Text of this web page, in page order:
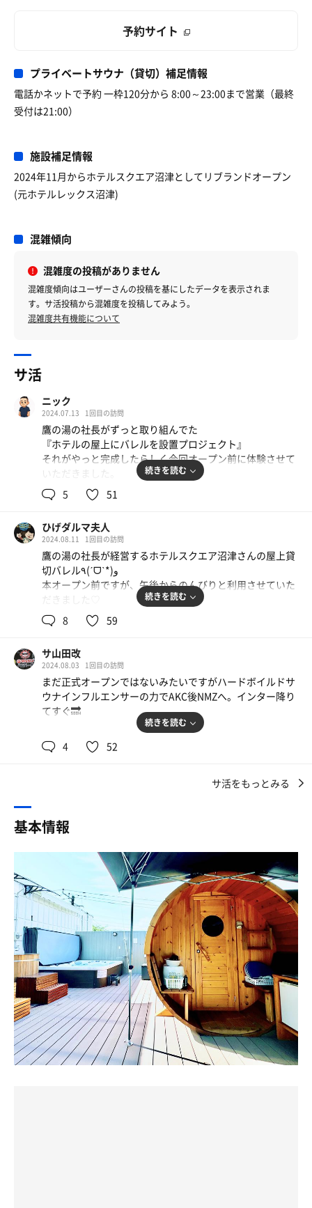
予約サイト
プライベートサウナ（貸切）補足情報
電話かネットで予約 一枠120分から 8:00～23:00まで営業（最終
受付は21:00）
施設補足情報
2024年11月からホテルスクエア沼津としてリブランドオープン
(元ホテルレックス沼津)
混雑傾向
混雑度の投稿がありません
混雑度傾向はユーザーさんの投稿を基にしたデータを表示されま
す。サ活投稿から混雑度を投稿してみよう。
混雑度共有機能について
サ活
ニック
2024.07.13 1回目の訪問
鷹の湯の社長がずっと取り組んでた
『ホテルの屋上にバレルを設置プロジェクト』
それがやっと完成したらしく今回オープン前に体験させて
いただきました。
まだ今はラブホテルとして営業してるけど近いうちに
「ホテルスクエア沼津」に名称を変更して
そしてそれに伴いバレル1機テントサウナ2機体制の貸し切
り営業をスタートさせる（予定）
バレルサウナは鷹の湯と同じ物で温度設定は自由。
スイッチで鷹の風神と同じ扇風機をオンオフ可能
ロウリュに関してはアロマを使いたいためにセルフロウリ
ュに。
そして高級ジャグジーでお風呂に入りたい派の欲求も満た
してくれるというなんともステキなシステム。
バレルのドアを開くとまずは前室。
ここには温度設定パネルや風神の操作スイッチが。
温度は最大110℃まで上げられるガチ設定。
風はいらないのであれば風神はオフ、ペインを堪能したけ
ればスイッチオンとなんでも自由にできる贅沢仕様。
そして前室のドアを開くと左右で座面の高さが違うので
今回は無かったけどアロマオイルを使用できるのでペイン
を味わいたければミントなど好きな匂いを楽しめる
もうこれ以上無い贅沢仕様。
そして好きなだけバレルを堪能したら外へ出て深めの水風
呂へどうぞ。
ボタンを押すと頭上から打たせ水（鷹の湯と同じやつ）
が少し優しめの温度で降り注ぎます。
設置されたアディロンダックに座って
好きなドリンク持ち込んで飲むことも自由。
冷蔵庫も設置される予定なのでいつでも冷たいドリンクが
飲めますよ（予定）
そして高級ジャグジーがあるのでお風呂に入りたい派でも
続きを読む
5 51
ひげダルマ夫人
2024.08.11 1回目の訪問
鷹の湯の社長が経営するホテルスクエア沼津さんの屋上貸
切バレル٩(ˊᗜˋ*)و
本オープン前ですが、午後からのんびりと利用させていた
だきました♡
風神(扇風機)がおへそを曲げてしまっているようで、今日
度まで行く！それなら風神不在でもいいんじゃない？
案の定、セルフロウリュしなくともアチアチ(⑉> ᴗ <⑉) それ
でもちゃんとロウリュするけどね笑
アロマはRENTOのユーカリが用意されていました。ケミカ
ルな感じが苦手な方にはほうじ茶がおすすめですよ♡
屋上エリアには、樽水風呂2つとジャグジーがあり、ジャ
樽は1つ空っぽだったので、後半でお湯を溜めて最後に入
少し前までは、日除けがなく暑くてたまらなかったそうで
クララもあるので、冷たいお水が飲めます！ 冷蔵庫もある
ので、お好みのドリンクを冷やして置けるのもいいദ്ദി ˉ͈̀꒳ˉ͈́
)✧
タオル類も完備なので、水着さえ持っていけば大丈夫
(๑˃̵ᴗ˂̵)و なんなら、サウナ着を有料で借りることもできる
らしい。
ジャグジーにはスピーカーが付いていて、スマホと
Bluetoothで繋げて、好きな音楽も楽しめる(*'▽'*)♪
続きを読む
8 59
サ山田改
2024.08.03 1回目の訪問
まだ正式オープンではないみたいですがハードボイルドサ
ウナインフルエンサーの力でAKC後NMZへ。インター降り
てすぐ🔜
インフルエンサーがイオンウォーターと塩分チャージタブ
レットを用意してくれて流石ハードボイルドサウナインフ
呂2つにジャグジー（今日は水風呂にしてもらったよう
だ）冷蔵庫もあるしウォーターサーバもあり
肝心のサウナは温度設定が110℃まで出来てセルフロウリ
ュに扇風機付き 当然MAX設定にするが扇風機の無限熱風
をくらうと普通にクソ熱い。ロウリュしたあと特に熱い💦
出入りが自分たちだけだからこまめに換気した方がいい
ね アウフグースするにはちょっと狭そう
せっかくのプライベートサウナなのに「熱い・・」しか会
話ない場面も🤣扇風機はオンオフできるので使い分けてい
きたい 熱耐性トレーニングに普通に使えるレベルの熱さ
✨
水風呂は外にある分外気温に左右されるも十分な冷たさに
続きを読む
4 52
サ活をもっとみる
基本情報